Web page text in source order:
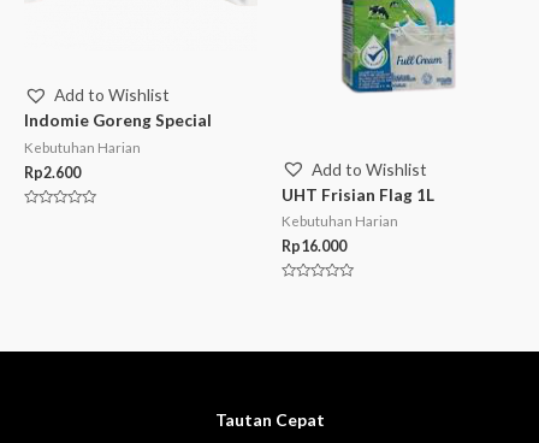
Add to Wishlist
Indomie Goreng Special
Kebutuhan Harian
Rp2.600
Add to Wishlist
UHT Frisian Flag 1L
Kebutuhan Harian
Rp16.000
Tautan Cepat